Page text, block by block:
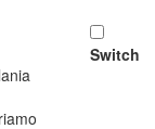
Switch